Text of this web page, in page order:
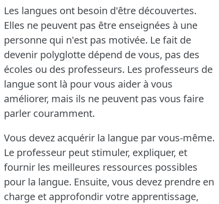
Les langues ont besoin d'être découvertes.
Elles ne peuvent pas être enseignées à une
personne qui n'est pas motivée. Le fait de
devenir polyglotte dépend de vous, pas des
écoles ou des professeurs. Les professeurs de
langue sont là pour vous aider à vous
améliorer, mais ils ne peuvent pas vous faire
parler couramment.
Vous devez acquérir la langue par vous-même.
Le professeur peut stimuler, expliquer, et
fournir les meilleures ressources possibles
pour la langue. Ensuite, vous devez prendre en
charge et approfondir votre apprentissage,